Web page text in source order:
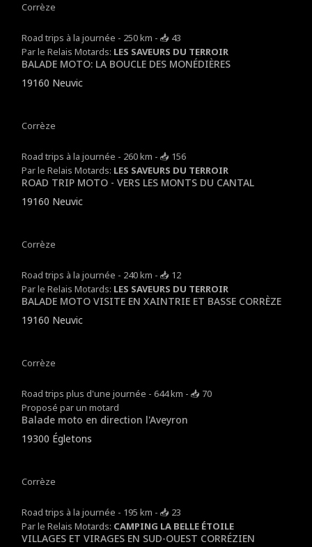
Corrèze
Road trips à la journée - 250 km - 📥 43
Par le Relais Motards: LES SAVEURS DU TERROIR
BALADE MOTO: LA BOUCLE DES MONÉDIÈRES
19160 Neuvic
Corrèze
Road trips à la journée - 260 km - 📥 156
Par le Relais Motards: LES SAVEURS DU TERROIR
ROAD TRIP MOTO - VERS LES MONTS DU CANTAL
19160 Neuvic
Corrèze
Road trips à la journée - 240 km - 📥 12
Par le Relais Motards: LES SAVEURS DU TERROIR
BALADE MOTO VISITE EN XAINTRIE ET BASSE CORRÈZE
19160 Neuvic
Corrèze
Road trips plus d'une journée - 644 km - 📥 70
Proposé par un motard
Balade moto en direction l'Aveyron
19300 Égletons
Corrèze
Road trips à la journée - 195 km - 📥 23
Par le Relais Motards: CAMPING LA BELLE ÉTOILE
VILLAGES ET VIRAGES EN SUD-OUEST CORRÉZIEN